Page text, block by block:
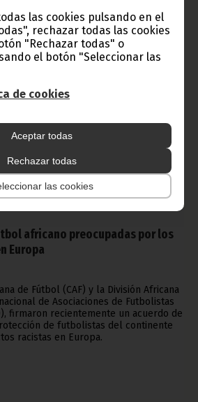
las cookies pulsando en el
rechazar todas las cookies
"Rechazar todas" o
el botón "Seleccionar las
de cookies
Aceptar todas
Rechazar todas
las cookies
africano preocupadas por los
Europa
de Fútbol (CAF) y la División Africana
de Asociaciones de Futbolistas
firmaron recientemente un acuerdo de
de futbolistas del continente
racistas en Europa.